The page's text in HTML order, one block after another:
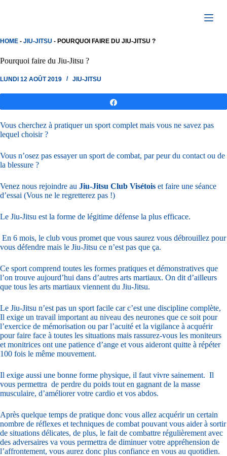
HOME - JIU-JITSU - POURQUOI FAIRE DU JIU-JITSU ?
Pourquoi faire du Jiu-Jitsu ?
LUNDI 12 AOÛT 2019 JIU-JITSU
Vous cherchez à pratiquer un sport complet mais vous ne savez pas
lequel choisir ?
Vous n’osez pas essayer un sport de combat, par peur du contact ou de
la blessure ?
Venez nous rejoindre au Jiu-Jitsu Club Visétois et faire une séance
d’essai (Vous ne le regretterez pas !)
Le Jiu-Jitsu est la forme de légitime défense la plus efficace.
En 6 mois, le club vous promet que vous saurez vous débrouillez pour
vous défendre mais le Jiu-Jitsu ce n’est pas que ça.
Ce sport comprend toutes les formes pratiques et démonstratives que
l’on trouve aujourd’hui dans d’autres arts martiaux. On dit d’ailleurs
que tous les arts martiaux viennent du Jiu-Jitsu.
Le Jiu-Jitsu n’est pas un sport facile car c’est une discipline complète,
Il exige un travail important au niveau des neurones que ce soit pour
l’exercice de mémorisation ou par l’acuité et la vigilance à acquérir
pour faire face à toutes les situations mais rassurez-vous les moniteurs
et monitrices ont une patience d’ange et vous aideront quitte à répéter
100 fois le même mouvement.
Il exige aussi une bonne forme physique, il faut vivre sainement. Il
vous permettra de perdre du poids tout en gagnant de la masse
musculaire, d’améliorer votre cardio et vos abdos.
Après quelque temps de pratique donc vous allez acquérir un certain
nombre de réflexes et techniques de combat pouvant vous aider à sortir
de situations délicates, de plus, le fait de combattre régulièrement avec
des adversaires va vous permettra de diminuer votre appréhension de
l’affrontement, vous aurez donc plus confiance en vous au quotidien.